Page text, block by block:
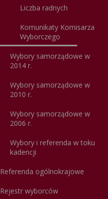
Liczba radnych
Komunikaty Komisarza
Wyborczego
Wybory samorządowe w
2014 r.
Wybory samorządowe w
2010 r.
Wybory samorządowe w
2006 r.
Wybory i referenda w toku
kadencji
Referenda ogólnokrajowe
Rejestr wyborców